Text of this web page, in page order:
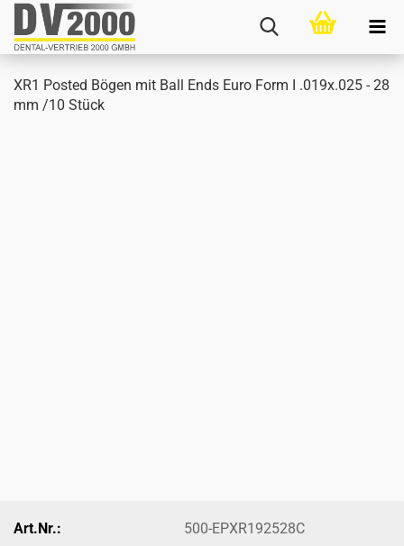
XR1 Posted Bögen mit Ball Ends Euro Form I .019x.025 - 28
mm /10 Stück
Art.Nr.:
500-EPXR192528C